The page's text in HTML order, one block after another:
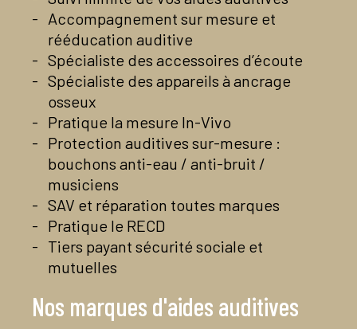
Accompagnement sur mesure et
rééducation auditive
Spécialiste des accessoires d’écoute
Spécialiste des appareils à ancrage
osseux
Pratique la mesure In-Vivo
Protection auditives sur-mesure :
bouchons anti-eau / anti-bruit /
musiciens
SAV et réparation toutes marques
Pratique le RECD
Tiers payant sécurité sociale et
mutuelles
Nos marques d'aides auditives